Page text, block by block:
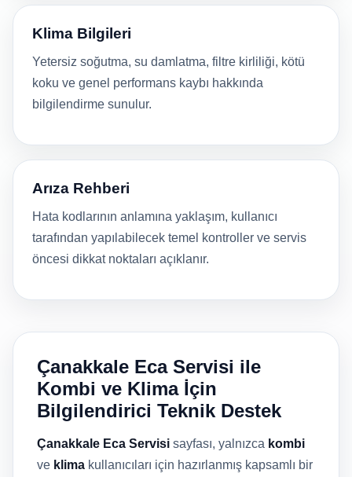
Klima Bilgileri
Yetersiz soğutma, su damlatma, filtre kirliliği, kötü
koku ve genel performans kaybı hakkında
bilgilendirme sunulur.
Arıza Rehberi
Hata kodlarının anlamına yaklaşım, kullanıcı
tarafından yapılabilecek temel kontroller ve servis
öncesi dikkat noktaları açıklanır.
Çanakkale Eca Servisi ile
Kombi ve Klima İçin
Bilgilendirici Teknik Destek
Çanakkale Eca Servisi sayfası, yalnızca kombi
ve klima kullanıcıları için hazırlanmış kapsamlı bir